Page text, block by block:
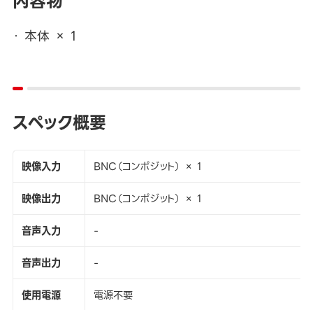
本体 × 1
スペック概要
映像入力
BNC（コンポジット） × 1
映像出力
BNC（コンポジット） × 1
音声入力
-
音声出力
-
使用電源
電源不要